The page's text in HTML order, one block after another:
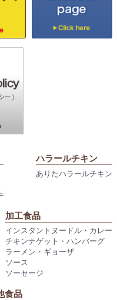
ハラールチキン
ありたハラールチキン
加工食品
インスタントヌードル・カレー
チキンナゲット・ハンバーグ
ラーメン・ギョーザ
ソース
ソーセージ
食品